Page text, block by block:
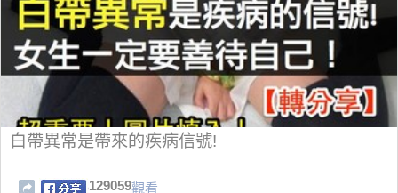
白帶異常是帶來的疾病信號!
129059觀看